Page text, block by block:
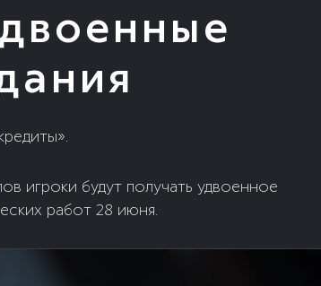
игроки будут получать удвоенное
работ 28 июня.